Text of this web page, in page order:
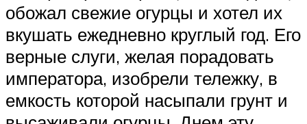
обожал свежие огурцы и хотел их
вкушать ежедневно круглый год. Его
верные слуги, желая порадовать
императора, изобрели тележку, в
емкость которой насыпали грунт и